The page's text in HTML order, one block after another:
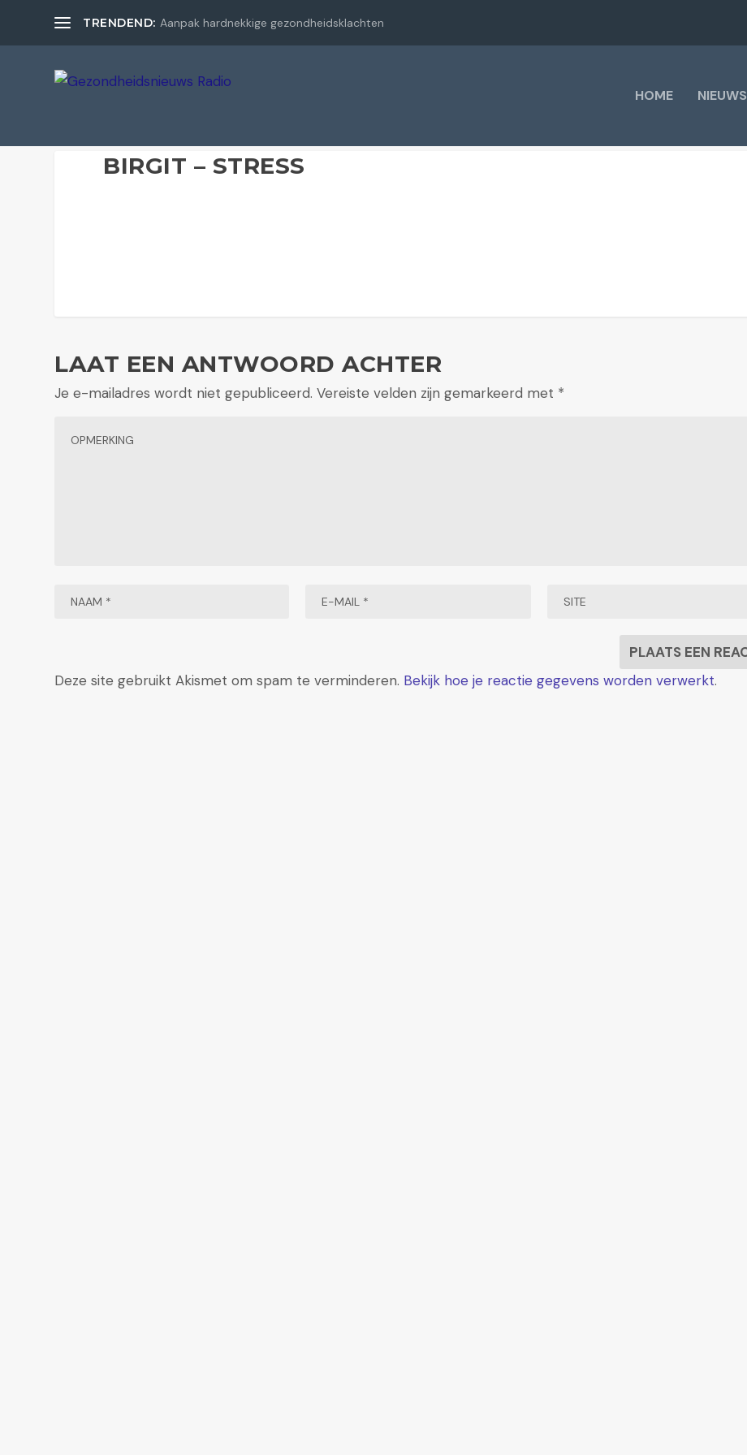
TRENDEND: Aanpak hardnekkige gezondheidsklachten
HOME NIEUWS
BIRGIT – STRESS
LAAT EEN ANTWOORD ACHTER
Je e-mailadres wordt niet gepubliceerd. Vereiste velden zijn gemarkeerd met *
Deze site gebruikt Akismet om spam te verminderen. Bekijk hoe je reactie gegevens worden verwerkt.